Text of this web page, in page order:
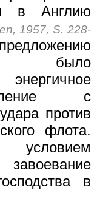
в Англию
1957, S. 228-
было
с
против
флота.
в